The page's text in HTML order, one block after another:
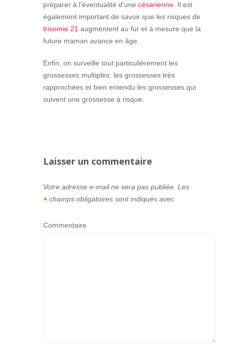
préparer à l’éventualité d’unecésarienne. Il est
également important de savoir que les risques de
trisomie 21 augmentent au fur et à mesure que la
future maman avance en âge.
Enfin, on surveille tout particulièrement les
grossesses multiples, les grossesses très
rapprochées et bien entendu les grossesses qui
suivent une grossesse à risque.
Laisser un commentaire
Votre adresse e-mail ne sera pas publiée. Les
champs obligatoires sont indiqués avec
*
Commentaire